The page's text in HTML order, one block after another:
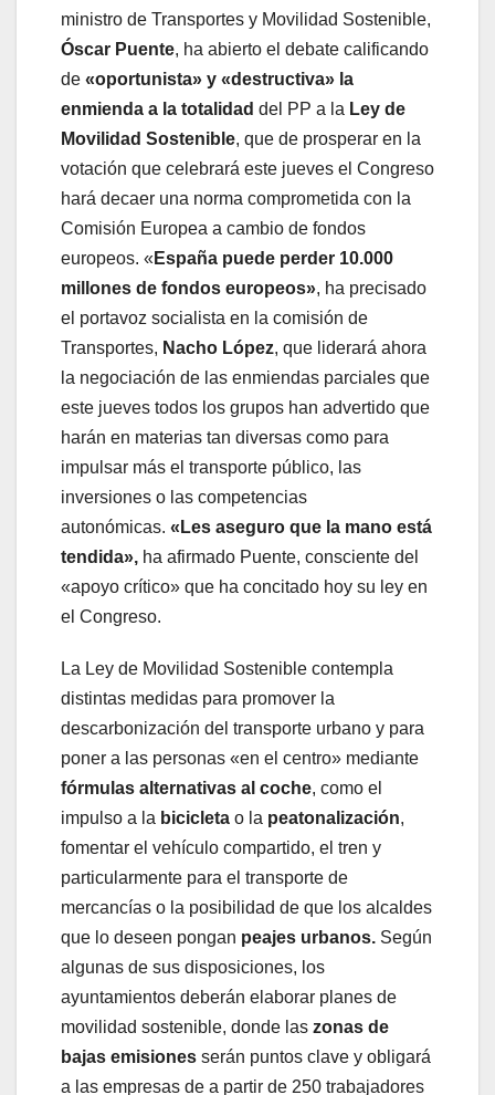
ministro de Transportes y Movilidad Sostenible,
Óscar Puente, ha abierto el debate calificando
de «oportunista» y «destructiva» la
enmienda a la totalidad del PP a la Ley de
Movilidad Sostenible, que de prosperar en la
votación que celebrará este jueves el Congreso
hará decaer una norma comprometida con la
Comisión Europea a cambio de fondos
europeos. « España puede perder 10.000
millones de fondos europeos», ha precisado
el portavoz socialista en la comisión de
Transportes, Nacho López, que liderará ahora
la negociación de las enmiendas parciales que
este jueves todos los grupos han advertido que
harán en materias tan diversas como para
impulsar más el transporte público, las
inversiones o las competencias
autonómicas. «Les aseguro que la mano está
tendida», ha afirmado Puente, consciente del
«apoyo crítico» que ha concitado hoy su ley en
el Congreso.
La Ley de Movilidad Sostenible contempla
distintas medidas para promover la
descarbonización del transporte urbano y para
poner a las personas «en el centro» mediante
fórmulas alternativas al coche, como el
impulso a la bicicleta o la peatonalización,
fomentar el vehículo compartido, el tren y
particularmente para el transporte de
mercancías o la posibilidad de que los alcaldes
que lo deseen pongan peajes urbanos. Según
algunas de sus disposiciones, los
ayuntamientos deberán elaborar planes de
movilidad sostenible, donde las zonas de
bajas emisiones serán puntos clave y obligará
a las empresas de a partir de 250 trabajadores